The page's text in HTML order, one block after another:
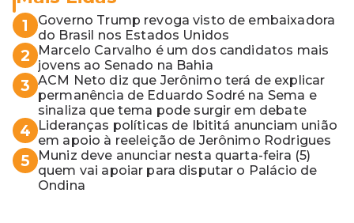
1
Governo Trump revoga visto de embaixadora
do Brasil nos Estados Unidos
2
Marcelo Carvalho é um dos candidatos mais
jovens ao Senado na Bahia
3 ACM Neto diz que Jerônimo terá de explicar
permanência de Eduardo Sodré na Sema e
sinaliza que tema pode surgir em debate
4
Lideranças políticas de Ibititá anunciam união
em apoio à reeleição de Jerônimo Rodrigues
5
Muniz deve anunciar nesta quarta-feira (5)
quem vai apoiar para disputar o Palácio de
Ondina